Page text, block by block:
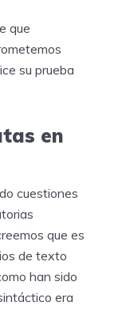
que
su prueba
en
cuestiones
que es
de texto
han sido
era